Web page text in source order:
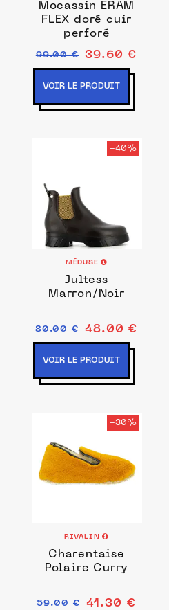
Mocassin ERAM
FLEX doré cuir
perforé
99.00 € 39.60 €
VOIR LE PRODUIT
-40%
MÉDUSE
Jultess
Marron/Noir
80.00 € 48.00 €
VOIR LE PRODUIT
-30%
RIVALIN
Charentaise
Polaire Curry
59.00 € 41.30 €